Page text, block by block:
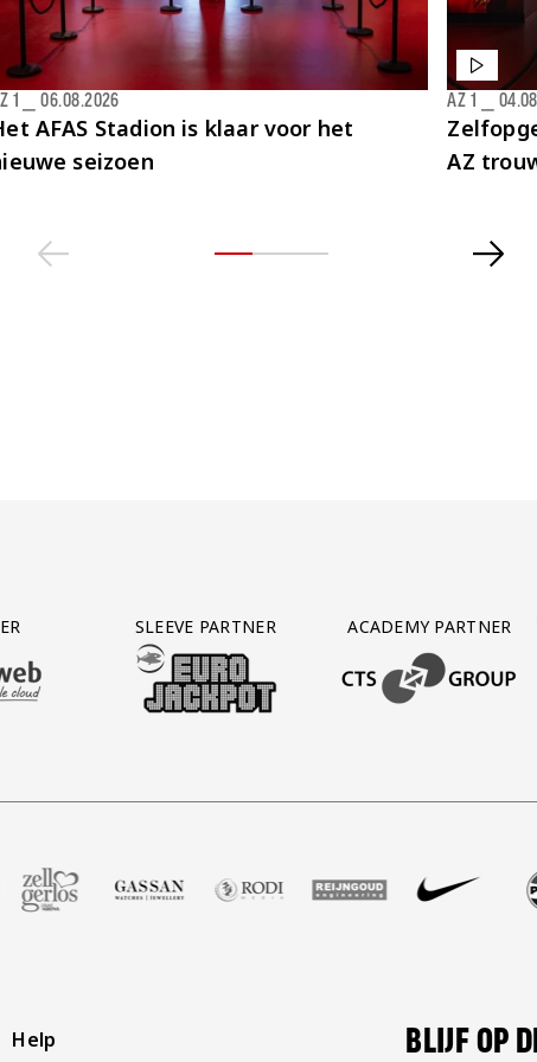
AFAS Stadion is klaar voor het
seizoen
1 ⎯06.08.2026
AZ
AZ 1
SOFTWARE
PARTNER LEASEWEB
SLEEVE PARTNER
BEZOEK ONZE SLEEVE PARTNER EUROJACKPOT
ACADEMY PARTNER
BEZOEK ONZE
Help BLIJF OP